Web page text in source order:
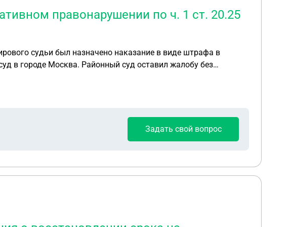
правонарушении по ч. 1 ст. 20.25
судьи был назначено наказание в виде штрафа в
районного суда и в каую
ли мне восстанавливать сроки обжалования? Жалобу на
Задать свой вопрос